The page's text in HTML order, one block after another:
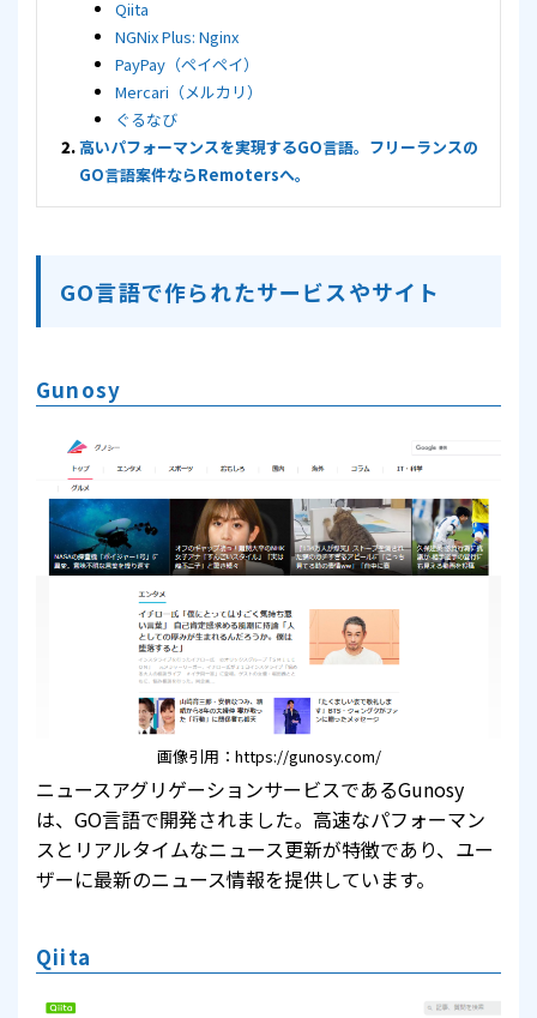
Qiita
NGNix Plus: Nginx
PayPay（ペイペイ）
Mercari（メルカリ）
ぐるなび
高いパフォーマンスを実現するGO言語。フリーランスの
GO言語案件ならRemotersへ。
GO言語で作られたサービスやサイト
Gunosy
画像引用：https://gunosy.com/
ニュースアグリゲーションサービスであるGunosy
は、GO言語で開発されました。高速なパフォーマン
スとリアルタイムなニュース更新が特徴であり、ユー
ザーに最新のニュース情報を提供しています。
Qiita